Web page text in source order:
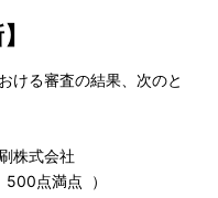
ける審査の結果、次のと
式会社
点満点 ）